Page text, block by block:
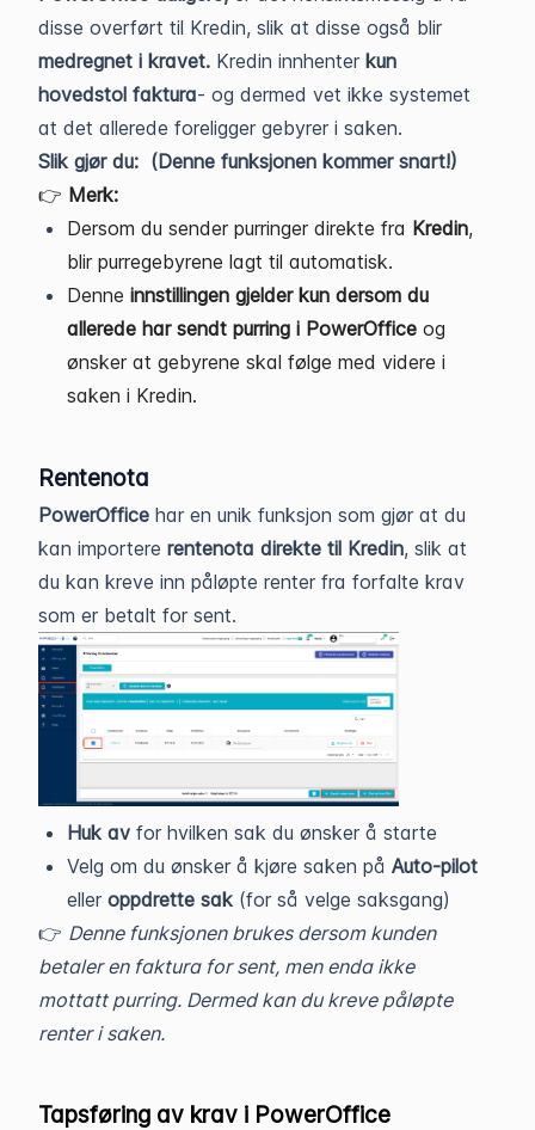
disse overført til Kredin, slik at disse også blir
medregnet i kravet. Kredin innhenter kun
hovedstol faktura- og dermed vet ikke systemet
at det allerede foreligger gebyrer i saken.
Slik gjør du: (Denne funksjonen kommer snart!)
👉 Merk:
Dersom du sender purringer direkte fra Kredin,
blir purregebyrene lagt til automatisk.
Denne innstillingen gjelder kun dersom du
allerede har sendt purring i PowerOffice og
ønsker at gebyrene skal følge med videre i
saken i Kredin.
Rentenota
PowerOffice har en unik funksjon som gjør at du
kan importere rentenota direkte til Kredin, slik at
du kan kreve inn påløpte renter fra forfalte krav
som er betalt for sent.
Huk av for hvilken sak du ønsker å starte
Velg om du ønsker å kjøre saken på Auto-pilot
eller oppdrette sak (for så velge saksgang)
👉 Denne funksjonen brukes dersom kunden
betaler en faktura for sent, men enda ikke
mottatt purring. Dermed kan du kreve påløpte
renter i saken.
Tapsføring av krav i PowerOffice